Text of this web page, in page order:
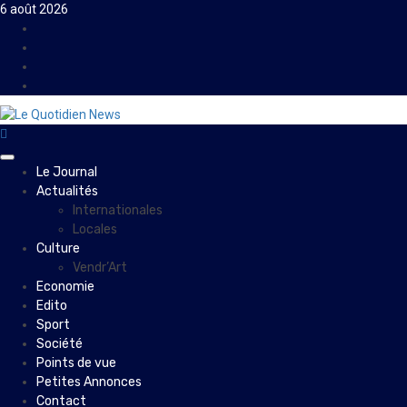
Skip
content
6 août 2026
PrimaryLe Journal
Actualités
Internationales
Locales
Culture
Vendr’Art
Economie
Edito
Sport
Société
Points de vue
Petites Annonces
Contact